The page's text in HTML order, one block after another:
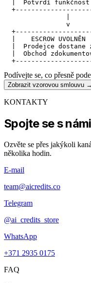
|  Potvrdí funkčnost
                v
|    ESCROW UVOLNĚN
|  Prodejce dostane
|  Obchod
Podívejte se, co přesně
Zobrazit vzorovou smlouvu →
KONTAKTY
Spojte se s námi
Ozvěte se přes jakýkoli
několika hodin.
E-mail
team@aicredits.co
Telegram
@ai_credits_store
WhatsApp
+371 2935 0175
FAQ